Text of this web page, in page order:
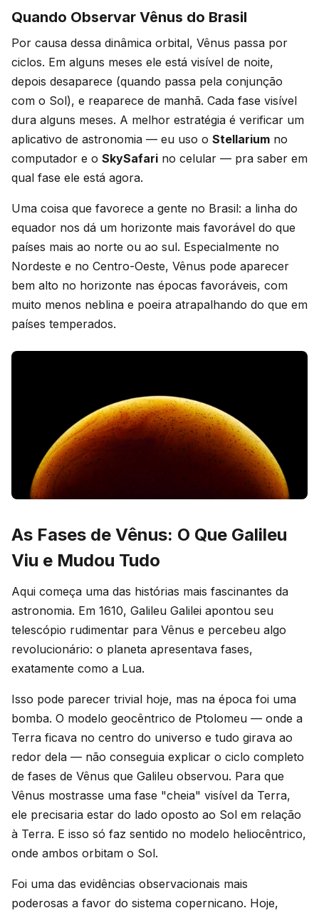
Quando Observar Vênus do Brasil
Por causa dessa dinâmica orbital, Vênus passa por
ciclos. Em alguns meses ele está visível de noite,
depois desaparece (quando passa pela conjunção
com o Sol), e reaparece de manhã. Cada fase visível
dura alguns meses. A melhor estratégia é verificar um
aplicativo de astronomia — eu uso o Stellarium no
computador e o SkySafari no celular — pra saber em
qual fase ele está agora.
Uma coisa que favorece a gente no Brasil: a linha do
equador nos dá um horizonte mais favorável do que
países mais ao norte ou ao sul. Especialmente no
Nordeste e no Centro-Oeste, Vênus pode aparecer
bem alto no horizonte nas épocas favoráveis, com
muito menos neblina e poeira atrapalhando do que em
países temperados.
As Fases de Vênus: O Que Galileu
Viu e Mudou Tudo
Aqui começa uma das histórias mais fascinantes da
astronomia. Em 1610, Galileu Galilei apontou seu
telescópio rudimentar para Vênus e percebeu algo
revolucionário: o planeta apresentava fases,
exatamente como a Lua.
Isso pode parecer trivial hoje, mas na época foi uma
bomba. O modelo geocêntrico de Ptolomeu — onde a
Terra ficava no centro do universo e tudo girava ao
redor dela — não conseguia explicar o ciclo completo
de fases de Vênus que Galileu observou. Para que
Vênus mostrasse uma fase "cheia" visível da Terra,
ele precisaria estar do lado oposto ao Sol em relação
à Terra. E isso só faz sentido no modelo heliocêntrico,
onde ambos orbitam o Sol.
Foi uma das evidências observacionais mais
poderosas a favor do sistema copernicano. Hoje,